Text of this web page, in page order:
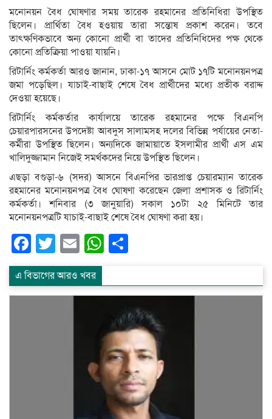
মনোনয়ন বৈধ ঘোষণার সময় তারেক রহমানের প্রতিনিধিরা উপস্থিত
ছিলেন। প্রার্থিতা বৈধ হওয়ায় তারা সন্তোষ প্রকাশ করেন। তবে
তাৎক্ষণিকভাবে অন্য কোনো প্রার্থী বা তাদের প্রতিনিধিদের পক্ষ থেকে
কোনো প্রতিক্রিয়া পাওয়া যায়নি।
রিটার্নিং কর্মকর্তা আরও জানান, ঢাকা-১৭ আসনে মোট ১৭টি মনোনয়নপত্র
জমা পড়েছিল। যাচাই-বাছাই শেষে বৈধ প্রার্থীদের মধ্যে প্রতীক বরাদ্দ
দেওয়া হয়েছে।
রিটার্নিং কর্মকর্তার কার্যালয়ে তারেক রহমানের পক্ষে বিএনপি
চেয়ারপারসনের উপদেষ্টা আবদুস সালামসহ দলের বিভিন্ন পর্যায়ের নেতা-
কর্মীরা উপস্থিত ছিলেন। অন্যদিকে জামায়াতে ইসলামীর প্রার্থী এস এম
খালিদুজ্জামান নিজেই সমর্থকদের নিয়ে উপস্থিত ছিলেন।
এছড়া বগুড়া-৬ (সদর) আসনে বিএনপির ভারপ্রাপ্ত চেয়ারম্যান তারেক
রহমানের মনোনয়নপত্র বৈধ ঘোষণা করেছেন জেলা প্রশাসক ও রিটার্নিং
কর্মকর্তা। শনিবার (৩ জানুয়ারি) সকাল ১০টা ২৫ মিনিটে তার
মনোনয়নপত্রটি যাচাই-বাছাই শেষে বৈধ ঘোষণা করা হয়।
Facebook
Twitter
EmailWhatsApp
এ বিভাগের আরও খবর